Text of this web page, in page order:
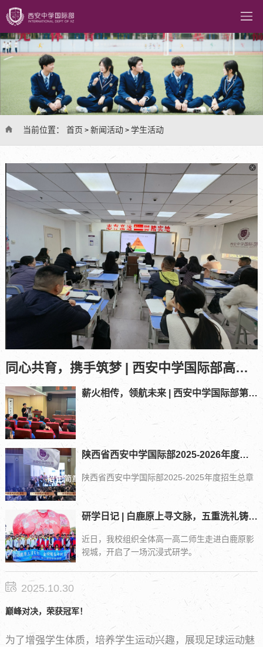
当前位置： 首页 > 新闻活动> 学生活动
同心共育，携手筑梦 | 西安中学国际部高一、高二年级期中家长会回顾
薪火相传，领航未来 | 西安中学国际部第十三届学生会竞选大会圆满落幕
陕西省西安中学国际部2025-2026年度招生总章
陕西省西安中学国际部2025-2025年度招生总章
研学日记 | 白鹿原上寻文脉，五重洗礼铸风骨
近日，我校组织全体高一高二师生走进白鹿原影
视城，开启了一场沉浸式研学。
2025.10.30
巅峰对决，荣获冠军！
为了增强学生体质，培养学生运动兴趣，展现足球运动魅